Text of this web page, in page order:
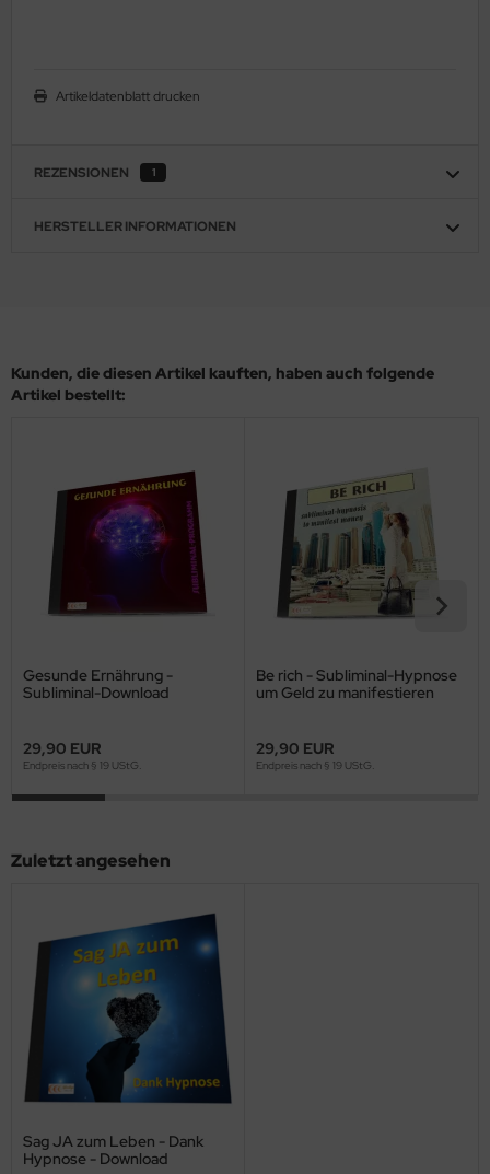
Artikeldatenblatt drucken
REZENSIONEN 1
HERSTELLER INFORMATIONEN
Kunden, die diesen Artikel kauften, haben auch folgende
Artikel bestellt:
Gesunde Ernährung -
Subliminal-Download
29,90 EUR
Endpreis nach § 19 UStG.
Be rich - Subliminal-Hypnose
um Geld zu manifestieren
29,90 EUR
Endpreis nach § 19 UStG.
Zuletzt angesehen
Sag JA zum Leben - Dank
Hypnose - Download